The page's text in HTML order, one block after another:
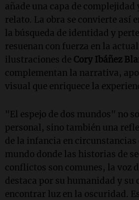
añade una capa de
relato. La obra se convierte así
la búsqueda de identidad y
resuenan con fuerza en la
ilustraciones de Cory Ibáñez
complementan la narrativa,
visual que enriquece la
"El espejo de dos mundos" no
personal, sino también una
de la infancia en circunstancias
mundo donde las historias de
conflictos son comunes, la voz
destaca por su humanidad y su
encontrar luz en la oscuridad.